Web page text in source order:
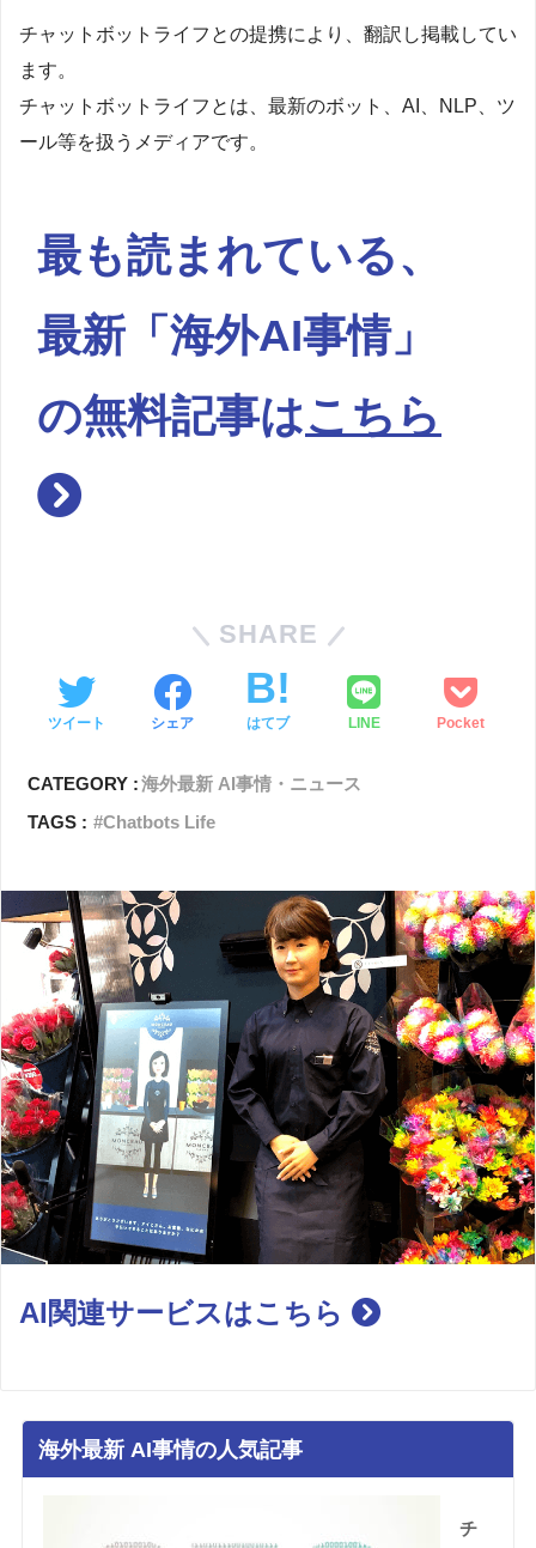
チャットボットライフとの提携により、翻訳し掲載してい
ます。
チャットボットライフとは、最新のボット、AI、NLP、ツ
ール等を扱うメディアです。
最も読まれている、
最新「海外AI事情」
の無料記事はこちら
SHARE
ツイート シェア はてブ LINE Pocket
CATEGORY :海外最新 AI事情・ニュース
TAGS :
Chatbots Life
AI関連サービスはこちら
海外最新 AI事情の人気記事
チ